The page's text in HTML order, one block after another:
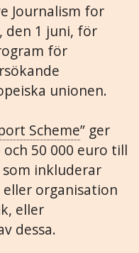
Journalism for
den 1 juni, för
för
unionen.
Scheme” ger
50 000 euro till
inkluderar
organisation
eller
dessa.